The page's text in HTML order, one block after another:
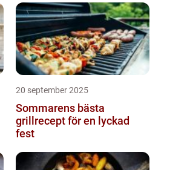
20 september 2025
Sommarens bästa
grillrecept för en lyckad
fest